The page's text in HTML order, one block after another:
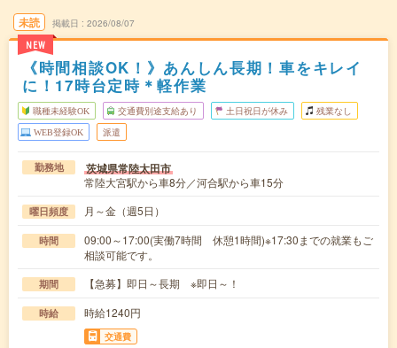
未読
NEW
掲載日 2026/08/07
《時間相談OK！》あんしん長期！車をキレイ
に！17時台定時＊軽作業
職種未経験OK 交通費別途支給あり 土日祝日が休み 残業なし
WEB登録OK 派遣
勤務地 茨城県常陸太田市
常陸大宮駅から車8分／河合駅から車15分
曜日頻度 月～金（週5日）
時間
09:00～17:00(実働7時間 休憩1時間)※17:30までの就業もご
相談可能です。
期間 【急募】即日～長期 ※即日～！
時給 時給1240円
交通費